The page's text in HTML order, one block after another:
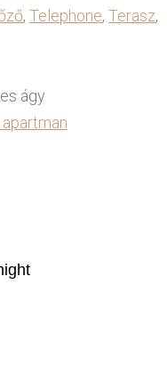
, Telephone, Terasz,
ágy